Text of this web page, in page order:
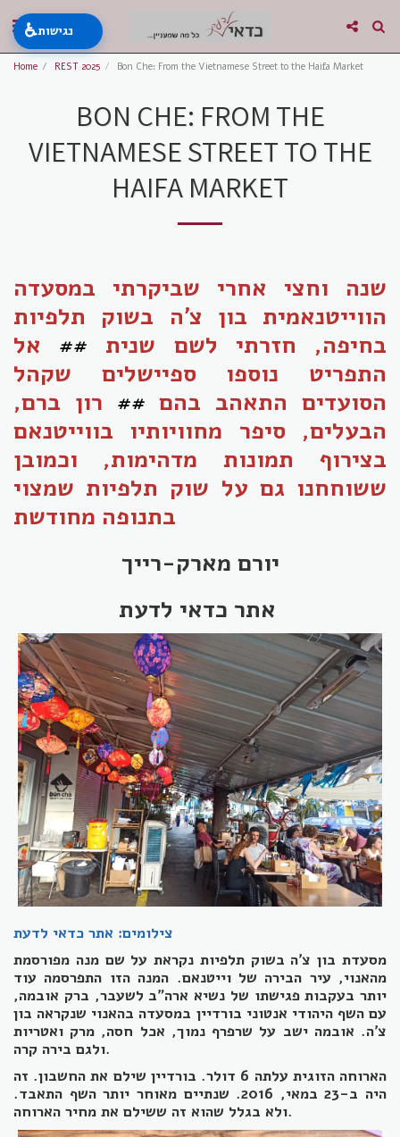
Home REST 2025 Bon Che: From the Vietnamese Street to the Haifa Market
BON CHE: FROM THE
VIETNAMESE STREET TO THE
HAIFA MARKET
שנה וחצי אחרי שביקרתי במסעדה
הווייטנאמית בון צ'ה בשוק תלפיות
בחיפה, חזרתי לשם שנית ## אל
התפריט נוספו ספיישלים שקהל
הסועדים התאהב בהם ## רון ברם,
הבעלים, סיפר מחוויותיו בווייטנאם
בצירוף תמונות מדהימות, וכמובן
ששוחחנו גם על שוק תלפיות שמצוי
בתנופה מחודשת
יורם מארק-רייך
צילומים: אתר כדאי לדעת
מסעדת בון צ'ה בשוק תלפיות נקראת על שם מנה מפורסמת
מהאנוי, עיר הבירה של וייטנאם. המנה הזו התפרסמה עוד
יותר בעקבות פגישתו של נשיא ארה"ב לשעבר, ברק אובמה,
עם השף היהודי אנטוני בורדיין במסעדה בהאנוי שנקראה בון
צ'ה. אובמה ישב על שרפרף נמוך, אכל חסה, מרק ואטריות
ולגם בירה קרה.
הארוחה הזוגית עלתה 6 דולר. בורדיין שילם את החשבון. זה
היה ב-23 במאי, 2016. שנתיים מאוחר יותר השף התאבד.
ולא בגלל שהוא זה ששילם את מחיר הארוחה.
♿נגישות